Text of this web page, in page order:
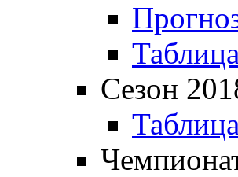
Таблица
Сезон
Таблица